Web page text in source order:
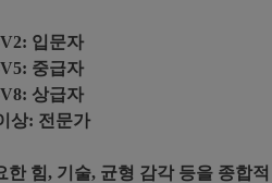
입문자
중급자
상급자
상: 전문가
힘, 기술, 균형 감각 등을 종합적